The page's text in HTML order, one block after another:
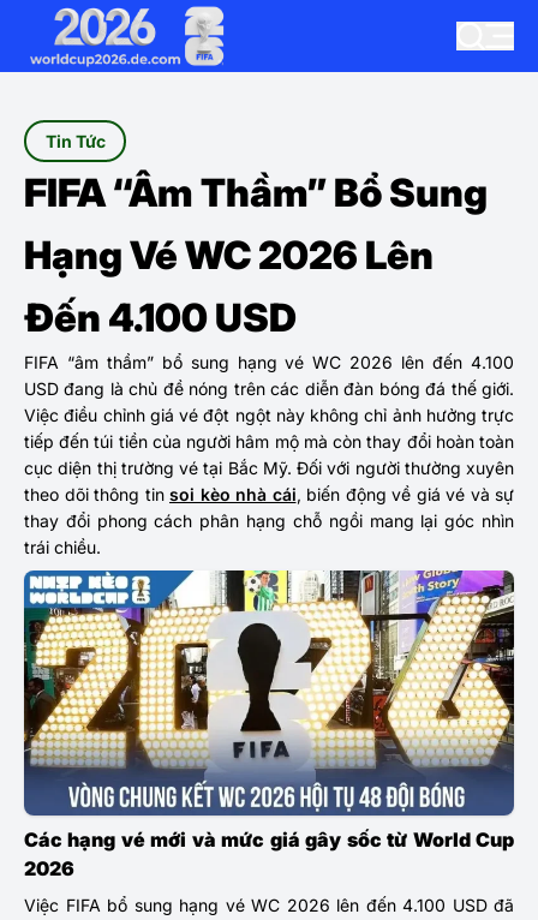
Tin Tức
FIFA “Âm Thầm” Bổ Sung
Hạng Vé WC 2026 Lên
Đến 4.100 USD
FIFA “âm thầm” bổ sung hạng vé WC 2026 lên đến 4.100
USD đang là chủ đề nóng trên các diễn đàn bóng đá thế giới.
Việc điều chỉnh giá vé đột ngột này không chỉ ảnh hưởng trực
tiếp đến túi tiền của người hâm mộ mà còn thay đổi hoàn toàn
cục diện thị trường vé tại Bắc Mỹ. Đối với người thường xuyên
theo dõi thông tin soi kèo nhà cái, biến động về giá vé và sự
thay đổi phong cách phân hạng chỗ ngồi mang lại góc nhìn
trái chiều.
Các hạng vé mới và mức giá gây sốc từ World Cup
2026
Việc FIFA bổ sung hạng vé WC 2026 lên đến 4.100 USD đã